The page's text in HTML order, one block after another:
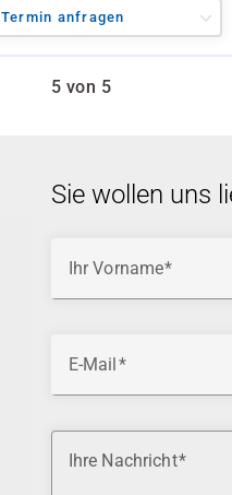
Termin anfragen
5 von 5
Sie wollen uns
Ihr Vorname
E-Mail
Ihre Nachricht